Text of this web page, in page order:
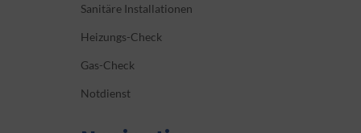
Sanitäre Installationen
Heizungs-Check
Gas-Check
Notdienst